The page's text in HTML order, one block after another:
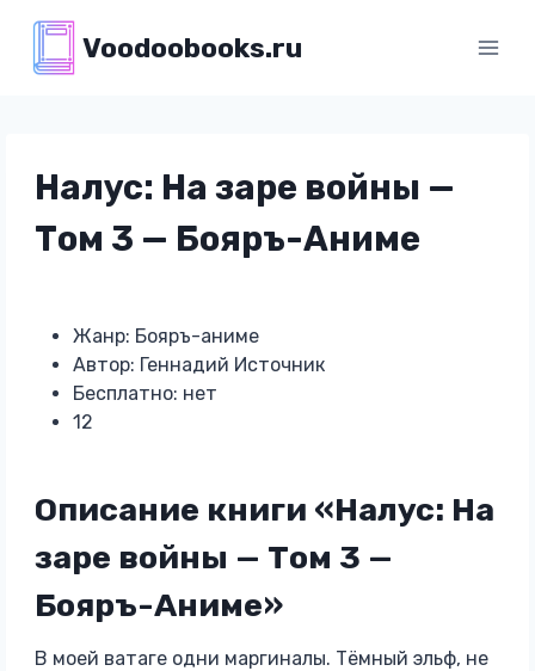
содержимому
Voodoobooks.ru
Налус: На заре войны —
Том 3 — Бояръ-Аниме
Жанр: Бояръ-аниме
Автор: Геннадий Источник
Бесплатно: нет
12
Описание книги «Налус: На
заре войны — Том 3 —
Бояръ-Аниме»
В моей ватаге одни маргиналы. Тёмный эльф, не